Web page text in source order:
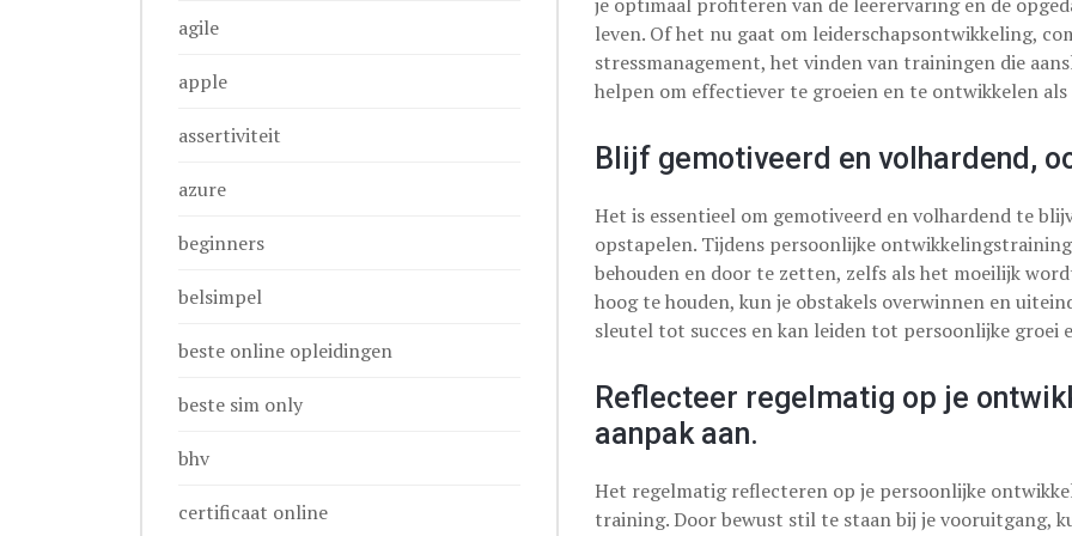
leven. Of het nu gaat om leiderschapsontwikkeling,
stressmanagement, het vinden van trainingen die
helpen om effectiever te groeien en te ontwikkelen
Blijf gemotiveerd en volhardend,
Het is essentieel om gemotiveerd en volhardend te
opstapelen. Tijdens persoonlijke
behouden en door te zetten, zelfs als het moeilijk
hoog te houden, kun je obstakels overwinnen en
sleutel tot succes en kan leiden tot persoonlijke
Reflecteer regelmatig op je
aanpak aan.
Het regelmatig reflecteren op je persoonlijke
training. Door bewust stil te staan bij je vooruitgang,
agile
apple
assertiviteit
azure
beginners
belsimpel
beste online opleidingen
beste sim only
bhv
certificaat online